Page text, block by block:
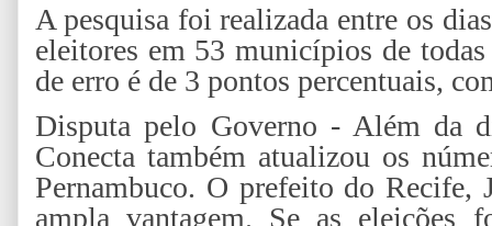
A pesquisa foi realizada entre os
eleitores em 53 municípios de
de erro é de 3 pontos percentuais,
Disputa pelo Governo - Além da
Conecta também atualizou os
Pernambuco. O prefeito do Recife,
ampla vantagem. Se as eleições